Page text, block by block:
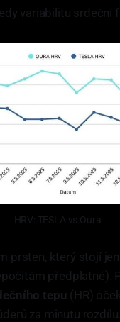
variabilitu srdeční
HRV: TESLA vs Oura
prsten, který stojí
předplatné).
tepu (HR)
za minutu